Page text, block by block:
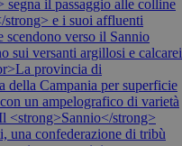
il passaggio alle colline
e i suoi affluenti
scendono verso il Sannio
sui versanti argillosi e calcarei
provincia di
della Campania per superficie
un ampelografico di varietà
<strong>Sannio</strong>
una confederazione di tribù